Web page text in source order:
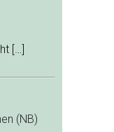
[…]
(NB)